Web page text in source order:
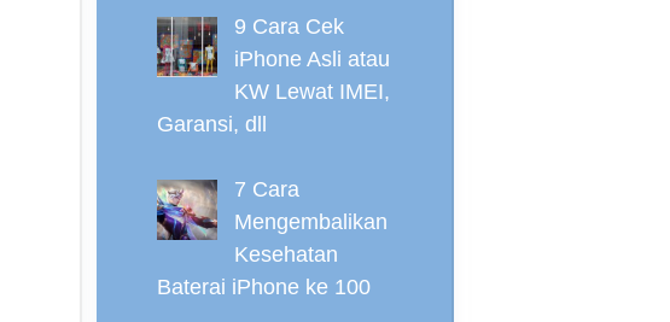
9 Cara Cek
iPhone Asli atau
KW Lewat IMEI,
Garansi, dll
7 Cara
Mengembalikan
Kesehatan
Baterai iPhone ke 100